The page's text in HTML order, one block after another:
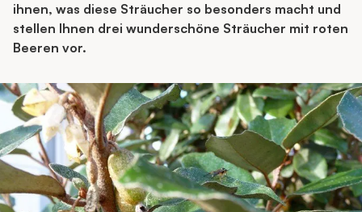
ihnen, was diese Sträucher so besonders macht und
stellen Ihnen drei wunderschöne Sträucher mit roten
Beeren vor.